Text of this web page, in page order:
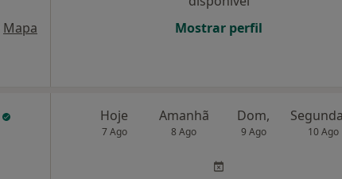
Mapa
Mostrar perfil
Hoje
7 Ago
Amanhã
8 Ago
Dom,
9 Ago 10 Ago